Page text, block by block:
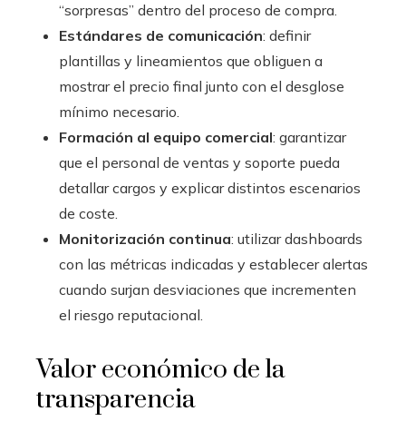
“sorpresas” dentro del proceso de compra.
Estándares de comunicación: definir
plantillas y lineamientos que obliguen a
mostrar el precio final junto con el desglose
mínimo necesario.
Formación al equipo comercial: garantizar
que el personal de ventas y soporte pueda
detallar cargos y explicar distintos escenarios
de coste.
Monitorización continua: utilizar dashboards
con las métricas indicadas y establecer alertas
cuando surjan desviaciones que incrementen
el riesgo reputacional.
Valor económico de la
transparencia